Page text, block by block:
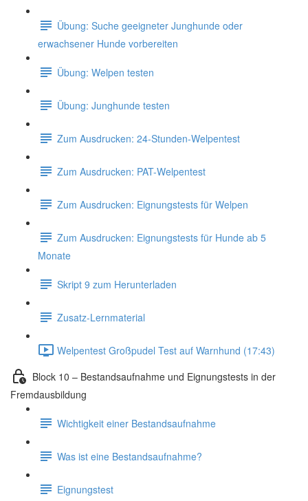
Übung: Suche geeigneter Junghunde oder
erwachsener Hunde vorbereiten
Übung: Welpen testen
Übung: Junghunde testen
Zum Ausdrucken: 24-Stunden-Welpentest
Zum Ausdrucken: PAT-Welpentest
Zum Ausdrucken: Eignungstests für Welpen
Zum Ausdrucken: Eignungstests für Hunde ab 5
Monate
Skript 9 zum Herunterladen
Zusatz-Lernmaterial
Welpentest Großpudel Test auf Warnhund (17:43)
Block 10 – Bestandsaufnahme und Eignungstests in der
Fremdausbildung
Wichtigkeit einer Bestandsaufnahme
Was ist eine Bestandsaufnahme?
Eignungstest